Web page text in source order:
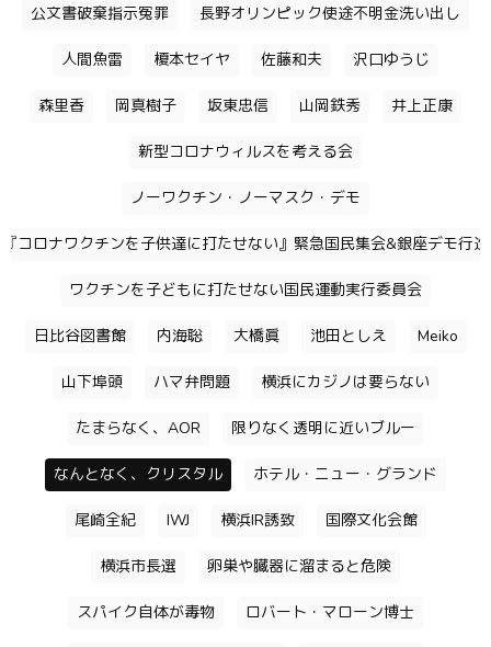
公文書破棄指示冤罪 長野オリンピック使途不明金洗い出し
人間魚雷 榎本セイヤ 佐藤和夫 沢口ゆうじ
森里香 岡真樹子 坂東忠信 山岡鉄秀 井上正康
新型コロナウィルスを考える会
ノーワクチン・ノーマスク・デモ
『コロナワクチンを子供達に打たせない』緊急国民集会&銀座デモ行進
ワクチンを子どもに打たせない国民運動実行委員会
日比谷図書館 内海聡 大橋眞 池田としえ Meiko
山下埠頭 ハマ弁問題 横浜にカジノは要らない
たまらなく、AOR 限りなく透明に近いブルー
なんとなく、クリスタル ホテル・ニュー・グランド
尾崎全紀 IWJ 横浜IR誘致 国際文化会館
横浜市長選 卵巣や臓器に溜まると危険
スパイク自体が毒物 ロバート・マローン博士